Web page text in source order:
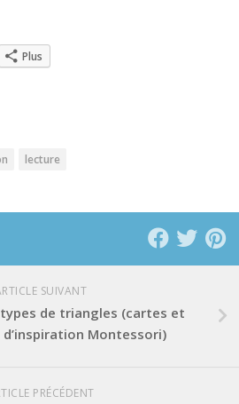
Plus
lecture
SUIVANT
de triangles (cartes et
Montessori)
PRÉCÉDENT